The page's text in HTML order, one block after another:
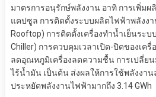
มาตรการอนุรักษ์พลังงาน อาทิ การเพิ่ม
แคปซูล การติดตั้งระบบผลิตไฟฟ้าพลังงา
Rooftop) การติดตั้งเครื่องทำน้ำเย็นระ
Chiller) การควบคุมเวลาเปิด-ปิดของเครื่
ลดอุณหภูมิเครื่องลดความชื้น การเปลี่ย
ไร้น้ำมัน เป็นต้น ส่งผลให้การใช้พลังงาน
ประหยัดพลังงานไฟฟ้ามากถึง 3.14 GWh